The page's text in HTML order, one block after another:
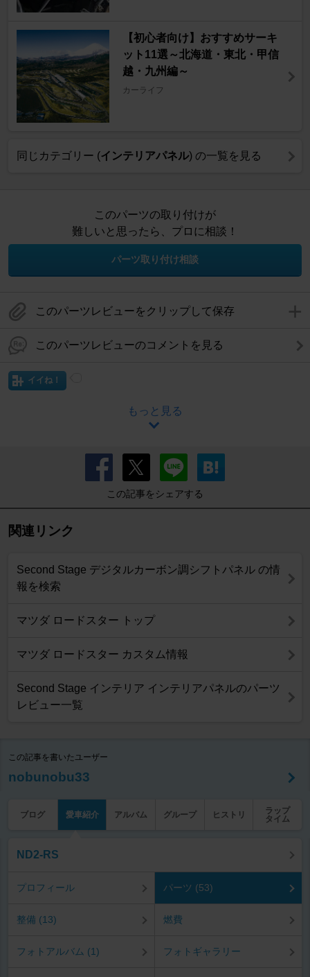
【初心者向け】おすすめサーキ
ット11選～北海道・東北・甲信
越・九州編～
カーライフ
同じカテゴリー (インテリアパネル) の一覧を見る
このパーツの取り付けが
難しいと思ったら、プロに相談！
パーツ取り付け相談
このパーツレビューをクリップして保存
このパーツレビューのコメントを見る
イイね！
もっと見る
この記事をシェアする
関連リンク
Second Stage デジタルカーボン調シフトパネル の情
報を検索
マツダ ロードスター トップ
マツダ ロードスター カスタム情報
Second Stage インテリア インテリアパネルのパーツ
レビュー一覧
この記事を書いたユーザー
nobunobu33
ブログ 愛車紹介 アルバム グループ ヒストリ
ラップ
タイム
ND2-RS
プロフィール パーツ (53)
整備 (13) 燃費
フォトアルバム (1) フォトギャラリー